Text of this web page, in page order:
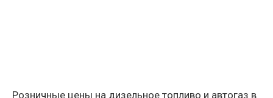
Розничные цены на дизельное топливо и автогаз в